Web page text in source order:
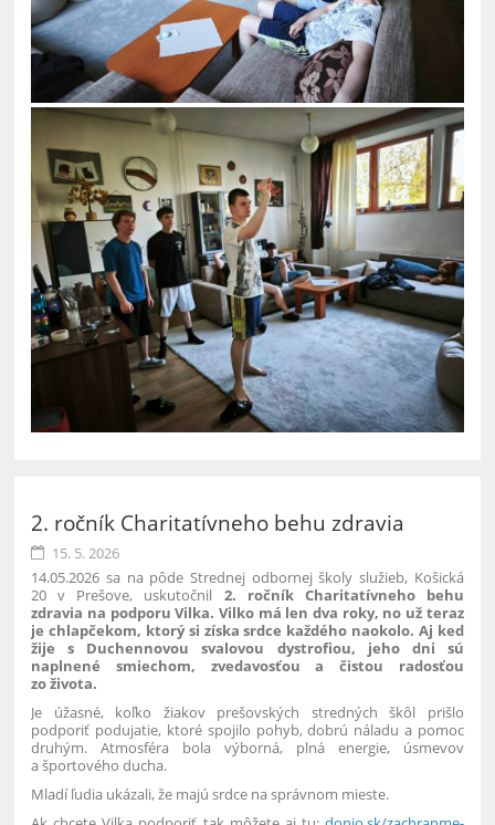
2. ročník Charitatívneho behu zdravia
15. 5. 2026
14.05.2026 sa na pôde Strednej odbornej školy služieb, Košická
20 v Prešove, uskutočnil 2. ročník Charitatívneho behu
zdravia na podporu Vilka. Vilko má len dva roky, no už teraz
je chlapčekom, ktorý si získa srdce každého naokolo. Aj keď
žije s Duchennovou svalovou dystrofiou, jeho dni sú
naplnené smiechom, zvedavosťou a čistou radosťou
zo života.
Je úžasné, koľko žiakov prešovských stredných škôl prišlo
podporiť podujatie, ktoré spojilo pohyb, dobrú náladu a pomoc
druhým. Atmosféra bola výborná, plná energie, úsmevov
a športového ducha.
Mladí ľudia ukázali, že majú srdce na správnom mieste.